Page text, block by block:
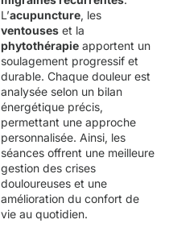
L’acupuncture, les
ventouses et la
phytothérapie apportent un
soulagement progressif et
durable. Chaque douleur est
analysée selon un bilan
énergétique précis,
permettant une approche
personnalisée. Ainsi, les
séances offrent une meilleure
gestion des crises
douloureuses et une
amélioration du confort de
vie au quotidien.